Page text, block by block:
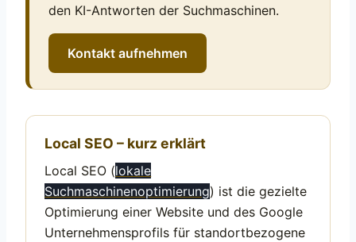
den KI-Antworten der Suchmaschinen.
Kontakt aufnehmen
Local SEO – kurz erklärt
Local SEO (lokale
Suchmaschinenoptimierung) ist die gezielte
Optimierung einer Website und des Google
Unternehmensprofils für standortbezogene